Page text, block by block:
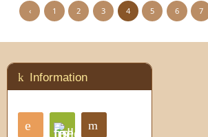
‹ 1 2 3 4 5 6 7
Information
RSS